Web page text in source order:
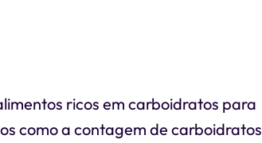
ricos em carboidratos para
como a contagem de carboidratos